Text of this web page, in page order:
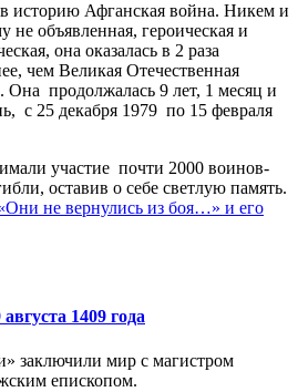
историю Афганская война. Никем и
не объявленная, героическая и
она оказалась в 2 раза
чем Великая Отечественная
Она продолжалась 9 лет, 1 месяц и
с 25 декабря 1979 по 15 февраля
участие почти 2000 воинов-
оставив о себе светлую память.
не вернулись из боя…» и его
августа 1409 года
заключили мир с магистром
епископом.